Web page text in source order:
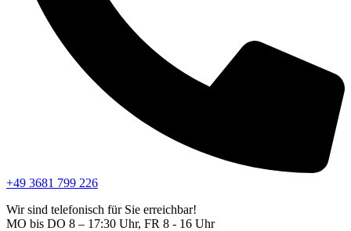
+49 3681 799 226
Wir sind telefonisch für Sie erreichbar!
MO bis DO 8 – 17:30 Uhr, FR 8 - 16 Uhr